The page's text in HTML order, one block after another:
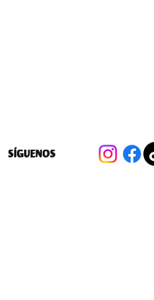
SÍGUENOS